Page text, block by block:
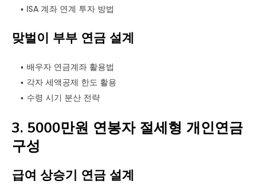
ISA 계좌 연계 투자 방법
맞벌이 부부 연금 설계
배우자 연금계좌 활용법
각자 세액공제 한도 활용
수령 시기 분산 전략
3. 5000만원 연봉자 절세형 개인연금
구성
급여 상승기 연금 설계